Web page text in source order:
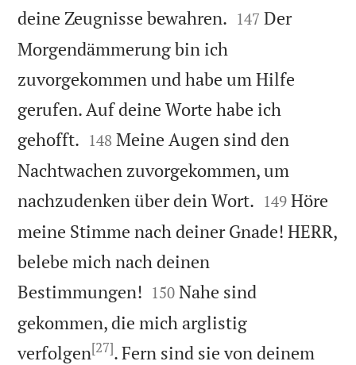
deine Zeugnisse bewahren. 

147 Der
Morgendämmerung bin ich
zuvorgekommen und habe um Hilfe
gerufen. Auf deine Worte habe ich
gehofft. 

148 Meine Augen sind den
Nachtwachen zuvorgekommen, um
nachzudenken über dein Wort. 

149 Höre
meine Stimme nach deiner Gnade! HERR,
belebe mich nach deinen
Bestimmungen! 

150 Nahe sind
gekommen, die mich arglistig
verfolgen[27]. Fern sind sie von deinem